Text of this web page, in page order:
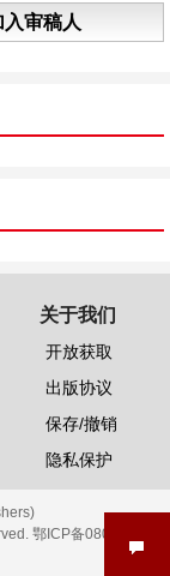
入审稿人
关于我们
开放获取
出版协议
保存/撤销
隐私保护
鄂ICP备08006613